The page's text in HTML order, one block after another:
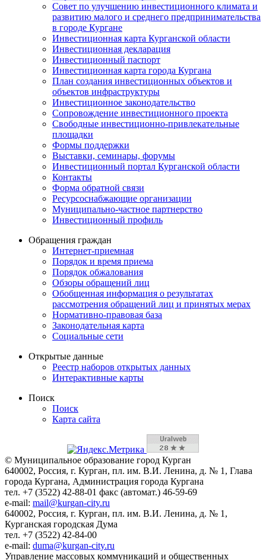
Совет по улучшению инвестиционного климата и
развитию малого и среднего предпринимательства
в городе Кургане
Инвестиционная карта Курганской области
Инвестиционная декларация
Инвестиционный паспорт
Инвестиционная карта города Кургана
План создания инвестиционных объектов и
объектов инфраструктуры
Инвестиционное законодательство
Сопровождение инвестиционного проекта
Свободные инвестиционно-привлекательные
площадки
Формы поддержки
Выставки, семинары, форумы
Инвестиционный портал Курганской области
Контакты
Форма обратной связи
Ресурсоснабжающие организации
Муниципально-частное партнерство
Инвестиционный профиль
Обращения граждан
Интернет-приемная
Порядок и время приема
Порядок обжалования
Обзоры обращений лиц
Обобщенная информация о результатах
рассмотрения обращений лиц и принятых мерах
Нормативно-правовая база
Законодательная карта
Социальные сети
Открытые данные
Реестр наборов открытых данных
Интерактивные карты
Поиск
Поиск
Карта сайта
© Муниципальное образование город Курган
640002, Россия, г. Курган, пл. им. В.И. Ленина, д. № 1, Глава
города Кургана, Администрация города Кургана
тел. +7 (3522) 42-88-01 факс (автомат.) 46-59-69
e-mail: mail@kurgan-city.ru
640002, Россия, г. Курган, пл. им. В.И. Ленина, д. № 1,
Курганская городская Дума
тел. +7 (3522) 42-84-00
e-mail: duma@kurgan-city.ru
Управление массовых коммуникаций и общественных